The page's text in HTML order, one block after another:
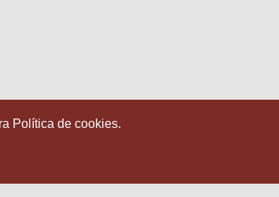
Política de cookies.